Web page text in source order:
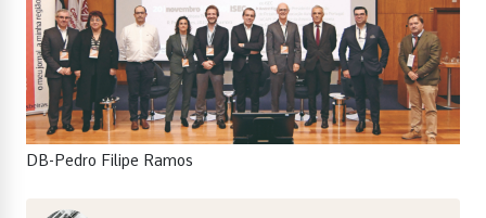
DB-Pedro Filipe Ramos